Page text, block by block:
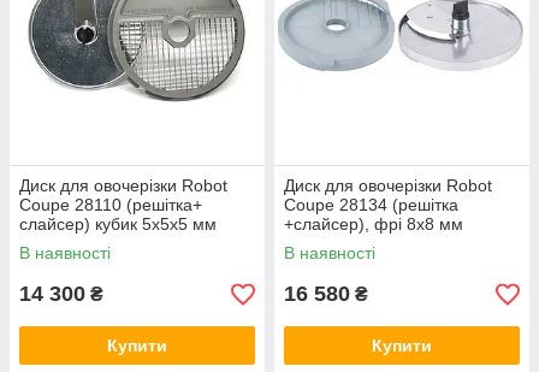
Диск для овочерізки Robot
Coupe 28110 (решітка+
слайсер) кубик 5х5х5 мм
В наявності
14 300 ₴
Купити
Диск для овочерізки Robot
Coupe 28134 (решітка
+слайсер), фрі 8х8 мм
В наявності
16 580 ₴
Купити